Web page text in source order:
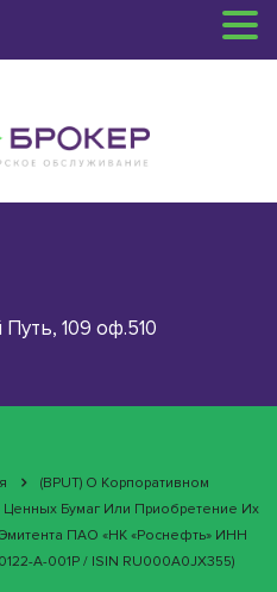
109 оф.510
(BPUT) О Корпоративном
Бумаг Или Приобретение Их
ПАО «НК «Роснефть» ИНН
A-001P / ISIN RU000A0JX355)